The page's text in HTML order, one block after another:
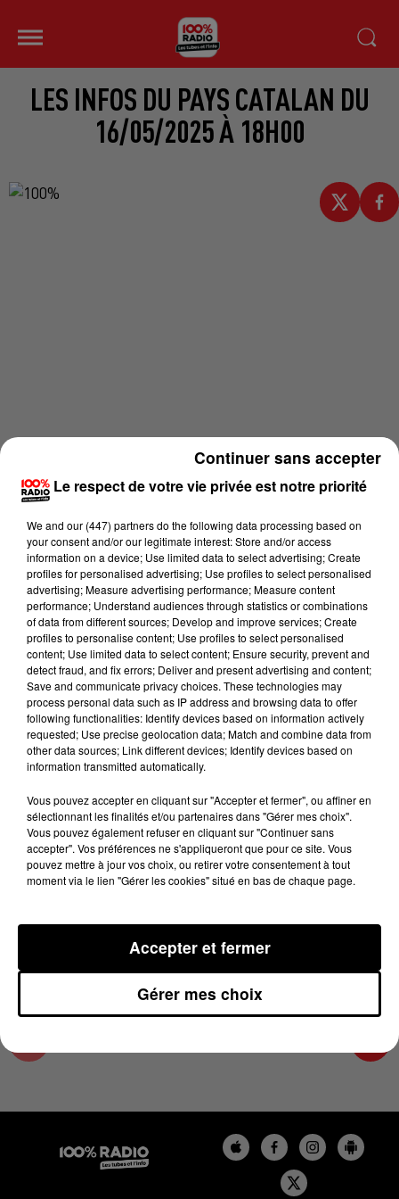
LES INFOS DU PAYS CATALAN DU
16/05/2025 À 18H00
Lecture (4 min 35 sec)
100%
100% Radio les infos du Pays Catalan
16 mai 2025 - 4 min 35 sec
LES INFOS DU PAYS CATALAN DU 16/05/2025
À 18H00
Podcasts infos du Pays Catalan
Le respect de votre vie privée est notre priorité
We and our (447) partnersdo the following data processing based on
your consent and/or our legitimate interest: Store and/or access
information on a device; Use limited data to select advertising; Create
profiles for personalised advertising; Use profiles to select personalised
advertising; Measure advertising performance; Measure content
performance; Understand audiences through statistics or combinations
of data from different sources; Develop and improve services; Create
profiles to personalise content; Use profiles to select personalised
content; Use limited data to select content; Ensure security, prevent and
detect fraud, and fix errors; Deliver and present advertising and content;
Save and communicate privacy choices. These technologies may
process personal data such as IP address and browsing data to offer
following functionalities: Identify devices based on information actively
requested; Use precise geolocation data; Match and combine data from
other data sources; Link different devices; Identify devices based on
information transmitted automatically.
Vous pouvez accepter en cliquant sur "Accepter et fermer", ou affiner en
sélectionnant les finalités et/ou partenaires dans "Gérer mes choix".
Vous pouvez également refuser en cliquant sur "Continuer sans
accepter". Vos préférences ne s'appliqueront que pour ce site. Vous
pouvez mettre à jour vos choix, ou retirer votre consentement à tout
moment via le lien "Gérer les cookies" situé en bas de chaque page.
Gérer mes choix
Accepter et fermer
Continuer sans accepter